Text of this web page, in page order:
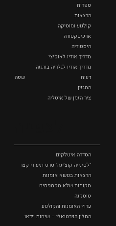
ספרות
הרצאות
קולנוע ומוסיקה
ארכיטקטורה
היסטוריה
מדריך אודיו לאופיצי
מדריך אודיו לגלריה בורגזה
דעות
שפה
המגזין
ציר הזמן של איטליה
הסדרה איטלקים
"לסינייה קוצ'ינה" סרט תיעודי קצר
הרצאות בנושא אומנות
מקומות שלא מפספסים
טוסקנה
ערוץ האומנות והקולנוע
הסלון הוירטואלי – שיחות וידאו